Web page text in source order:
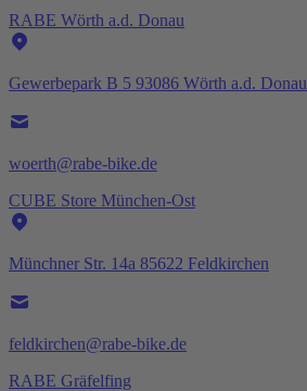
RABE Wörth a.d. Donau
Gewerbepark B 5 93086 Wörth a.d. Donau
woerth@rabe-bike.de
CUBE Store München-Ost
Münchner Str. 14a 85622 Feldkirchen
feldkirchen@rabe-bike.de
RABE Gräfelfing